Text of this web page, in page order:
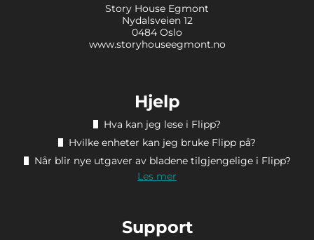
Story House Egmont
Nydalsveien 12
0484 Oslo
www.storyhouseegmont.no
Hjelp
Hva kan jeg lese i Flipp?
Hvilke enheter kan jeg bruke Flipp på?
Når blir nye utgaver av bladene tilgjengelige i Flipp?
Les mer
Support